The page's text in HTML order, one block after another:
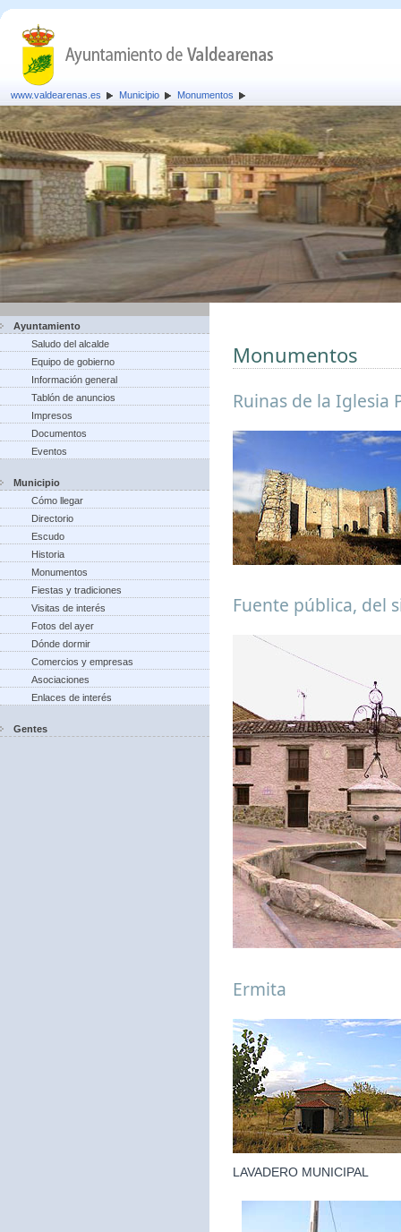
www.valdearenas.es Municipio Monumentos
Ayuntamiento
Saludo del alcalde
Equipo de gobierno
Información general
Tablón de anuncios
Impresos
Documentos
Eventos
Municipio
Cómo llegar
Directorio
Escudo
Historia
Monumentos
Fiestas y tradiciones
Visitas de interés
Fotos del ayer
Dónde dormir
Comercios y empresas
Asociaciones
Enlaces de interés
Gentes
Monumentos
Ruinas de la
Fuente pública, del
Ermita
LAVADERO MUNICIPAL